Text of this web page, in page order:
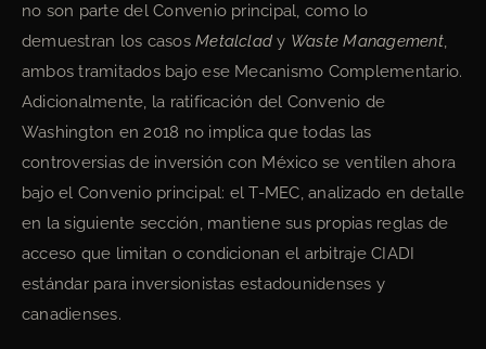
no son parte del Convenio principal, como lo
demuestran los casosMetalclad y Waste Management,
ambos tramitados bajo ese Mecanismo Complementario.
Adicionalmente, la ratificación del Convenio de
Washington en 2018 no implica que todas las
controversias de inversión con México se ventilen ahora
bajo el Convenio principal: el T-MEC, analizado en detalle
en la siguiente sección, mantiene sus propias reglas de
acceso que limitan o condicionan el arbitraje CIADI
estándar para inversionistas estadounidenses y
canadienses.